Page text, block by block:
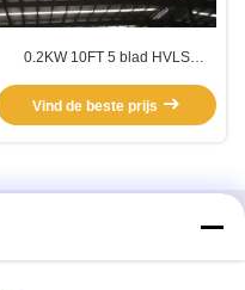
0.2KW 10FT 5 blad HVLS
Vind de beste prijs